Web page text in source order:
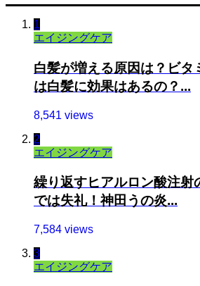
1
エイジングケア
白髪が増える原因は？ビタ
は白髪に効果はあるの？...
8,541 views
2
エイジングケア
繰り返すヒアルロン酸注射
では失礼！神田うの炎...
7,584 views
3
エイジングケア